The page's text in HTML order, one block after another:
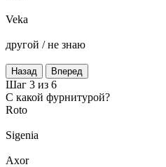
Veka
другой / не знаю
Назад Вперед
Шаг 3 из 6
C какой фурнитурой?
Roto
Sigenia
Axor